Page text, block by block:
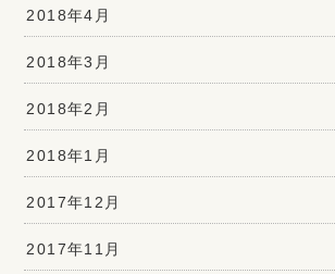
2018年4月
2018年3月
2018年2月
2018年1月
2017年12月
2017年11月